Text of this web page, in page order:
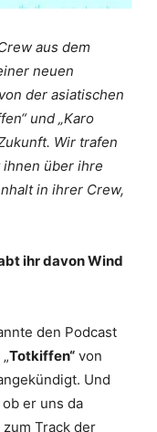
aus dem
neuen
der asiatischen
und „Karo
Wir trafen
ihnen über ihre
in ihrer Crew,
ihr davon Wind
den Podcast
Totkiffen“ von
Und
er uns da
Track der